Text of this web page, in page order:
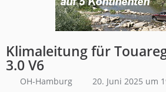
Klimaleitung für
3.0 V6
OH-Hamburg 20. Juni 2025 um